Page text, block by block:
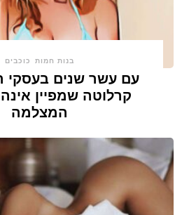
בנות חמות כוכבים
עם עשר שנים בעסקי
קרלוטה שמפיין
המצלמה